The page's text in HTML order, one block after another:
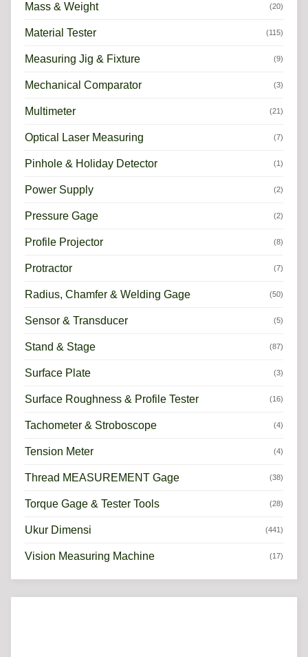
Mass & Weight (20)
Material Tester (115)
Measuring Jig & Fixture (9)
Mechanical Comparator (3)
Multimeter (21)
Optical Laser Measuring (7)
Pinhole & Holiday Detector (1)
Power Supply (2)
Pressure Gage (2)
Profile Projector (8)
Protractor (7)
Radius, Chamfer & Welding Gage (50)
Sensor & Transducer (5)
Stand & Stage (87)
Surface Plate (3)
Surface Roughness & Profile Tester (16)
Tachometer & Stroboscope (4)
Tension Meter (4)
Thread MEASUREMENT Gage (38)
Torque Gage & Tester Tools (28)
Ukur Dimensi (441)
Vision Measuring Machine (17)